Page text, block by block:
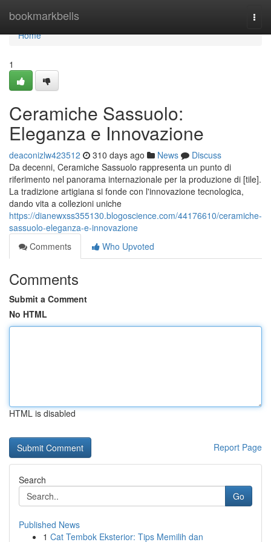
bookmarkbells
Home
Home
1
Ceramiche Sassuolo:
Eleganza e Innovazione
deaconizlw423512 310 days ago News
Discuss
Da decenni, Ceramiche Sassuolo rappresenta un punto di
riferimento nel panorama internazionale per la produzione di [tile].
La tradizione artigiana si fonde con l'innovazione tecnologica,
dando vita a collezioni uniche
https://dianewxss355130.blogoscience.com/44176610/ceramiche-
sassuolo-eleganza-e-innovazione
Comments
Who Upvoted
Comments
Submit a Comment
No HTML
HTML is disabled
Report Page
Search
Go
Published News
1 Cat Tembok Eksterior: Tips Memilih dan